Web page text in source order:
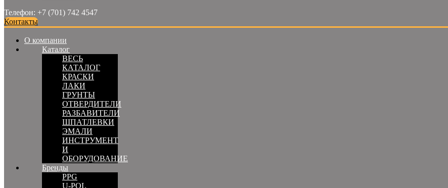
Телефон: +7 (701) 742 4547
Контакты
О компании
Каталог
ВЕСЬ
КАТАЛОГ
КРАСКИ
ЛАКИ
ГРУНТЫ
ОТВЕРДИТЕЛИ
РАЗБАВИТЕЛИ
ШПАТЛЕВКИ
ЭМАЛИ
ИНСТРУМЕНТ
И
ОБОРУДОВАНИЕ
Бренды
PPG
U-POL